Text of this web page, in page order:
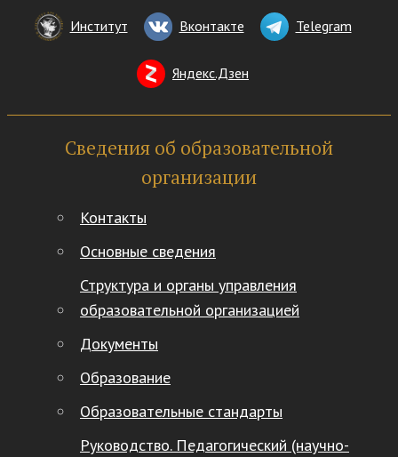
Институт Вконтакте Telegram
Яндекс.Дзен
Сведения об образовательной
организации
Контакты
Основные сведения
Структура и органы управления
образовательной организацией
Документы
Образование
Образовательные стандарты
Руководство. Педагогический (научно-